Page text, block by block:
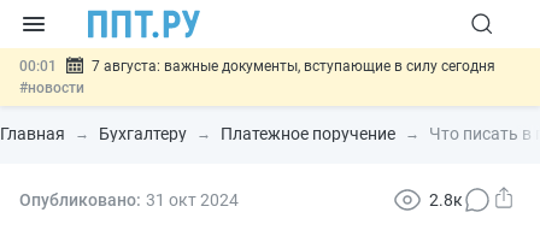
00:01
7 августа: важные документы, вступающие в силу сегодня
#новости
06.08 Минпромторг предложил запретить смешанные лоты
электроники в госзакупках #новости
06.08 Возврат денег за риелторские услуги при недействительных
Главная Бухгалтеру Платежное поручение Что писать в
Опубликовано: 31 окт2024 2.8к